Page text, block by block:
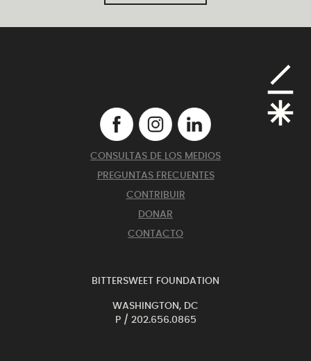
CONSULTAS DE LOS MEDIOS
PREGUNTAS FRECUENTES
CONTRIBUIR
DONAR
CONTACTO
BITTERSWEET FOUNDATION
WASHINGTON, DC
P / 202.656.0865